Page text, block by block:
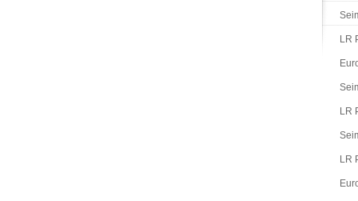
LR
LR
LR